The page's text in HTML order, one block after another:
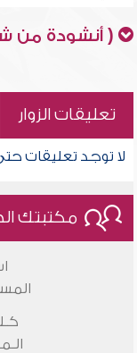
( أنشودة من
تعليقات الزوار
لا توجد تعليقات
مكتبتك